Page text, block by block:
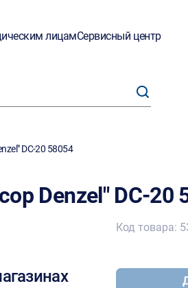
лицамСервисный центр
DC-20 58054
Denzel" DC-20
Код товара: